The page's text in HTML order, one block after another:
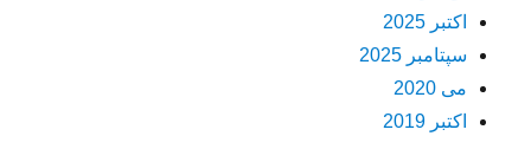
اکتبر 2025
سپتامبر 2025
می 2020
اکتبر 2019